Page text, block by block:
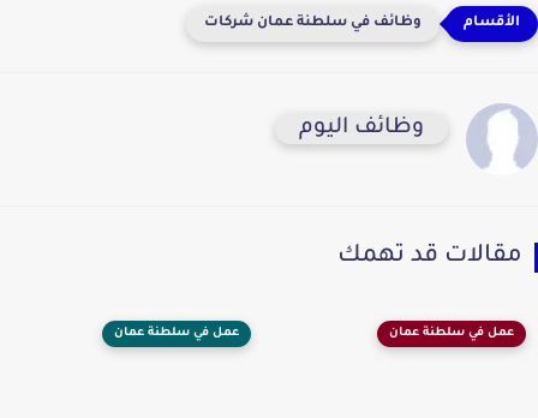
وظائف في سلطنة عمان شركات
وظائف اليوم
مقالات قد تهمك
عمل في سلطنة عمان عمل في سلطنة عمان